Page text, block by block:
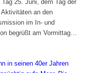
25. Juni, dem Tag der
an den
im In- und
begrüßt am Vormittag…